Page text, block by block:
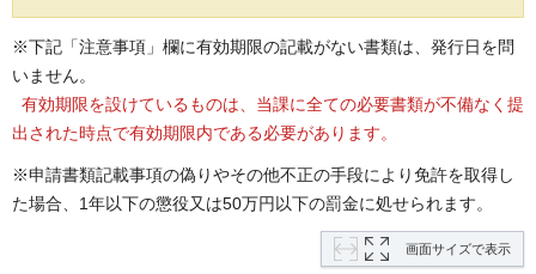
※下記「注意事項」欄に有効期限の記載がない書類は、発行日を問
いません。
有効期限を設けているものは、当課に全ての必要書類が不備なく提
出された時点で有効期限内である必要があります。
※申請書類記載事項の偽りやその他不正の手段により免許を取得し
た場合、1年以下の懲役又は50万円以下の罰金に処せられます。
画面サイズで表示